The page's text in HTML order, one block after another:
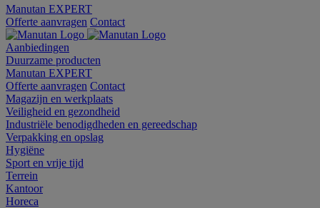
Manutan EXPERT
Offerte aanvragen Contact
Aanbiedingen
Duurzame producten
Manutan EXPERT
Offerte aanvragen Contact
Magazijn en werkplaats
Veiligheid en gezondheid
Industriële benodigdheden en gereedschap
Verpakking en opslag
Hygiëne
Sport en vrije tijd
Terrein
Kantoor
Horeca